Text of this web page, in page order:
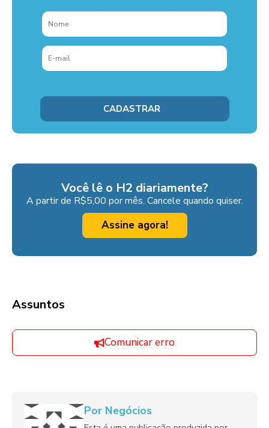
Você lê o H2 diariamente?
A partir de R$5,00 por mês. Cancele quando quiser.
Assine agora!
Assuntos
Comunicar erro
Por Negócios